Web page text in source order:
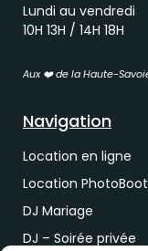
Lundi au vendredi
10H 13H / 14H 18H
Aux ❤️ de la Haute-
Navigation
Location en ligne
Location
DJ Mariage
DJ – Soirée privée